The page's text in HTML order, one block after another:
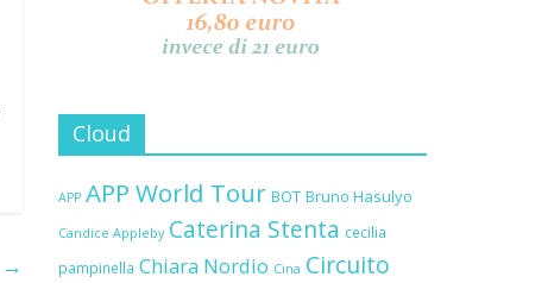
→
Cloud
APP APP World Tour BOT Bruno Hasulyo
Candice Appleby Caterina Stenta cecilia
pampinella Chiara Nordio Cina Circuito